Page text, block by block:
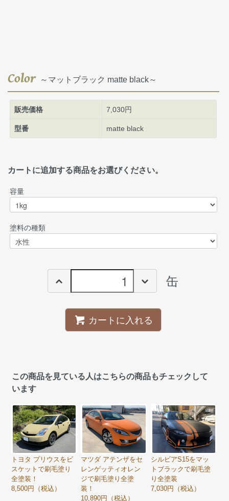
Color～マットブラック matte black～
販売価格 7,030円
型番 matte black
カートに追加する商品をお選びください。
容量
塗料の種類
缶
カートに入れる
この商品を見ている人はこちらの商品もチェックして
います
トヨタ プリウスをビ
スケットで刷毛塗り
全塗装！
8,500円（税込）
マツダ アテンザをセ
レンゲッティオレン
ジで刷毛塗り全塗
装！
10,890円（税込）
シルビアS15をマッ
トブラックで刷毛塗
り全塗装
7,030円（税込）